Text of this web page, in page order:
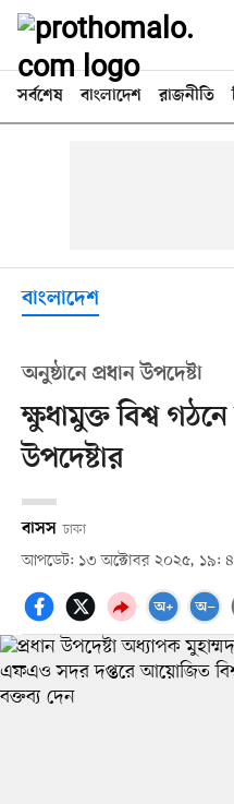
সর্বশেষ বাংলাদেশ রাজনীতি
বাংলাদেশ
অনুষ্ঠানে প্রধান উপদেষ্টা
ক্ষুধামুক্ত বিশ্ব
উপদেষ্টার
বাসস ঢাকা
আপডেট: ১৩ অক্টোবর ২০২৫, ১৯: